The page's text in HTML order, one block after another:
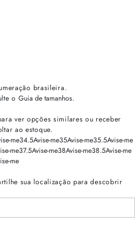
brasileira.
o Guia de tamanhos.
ver opções similares ou receber
ao estoque.
me34.5Avise-me35Avise-me35.5Avise-me
me37.5Avise-me38Avise-me38.5Avise-me
me
sua localização para descobrir